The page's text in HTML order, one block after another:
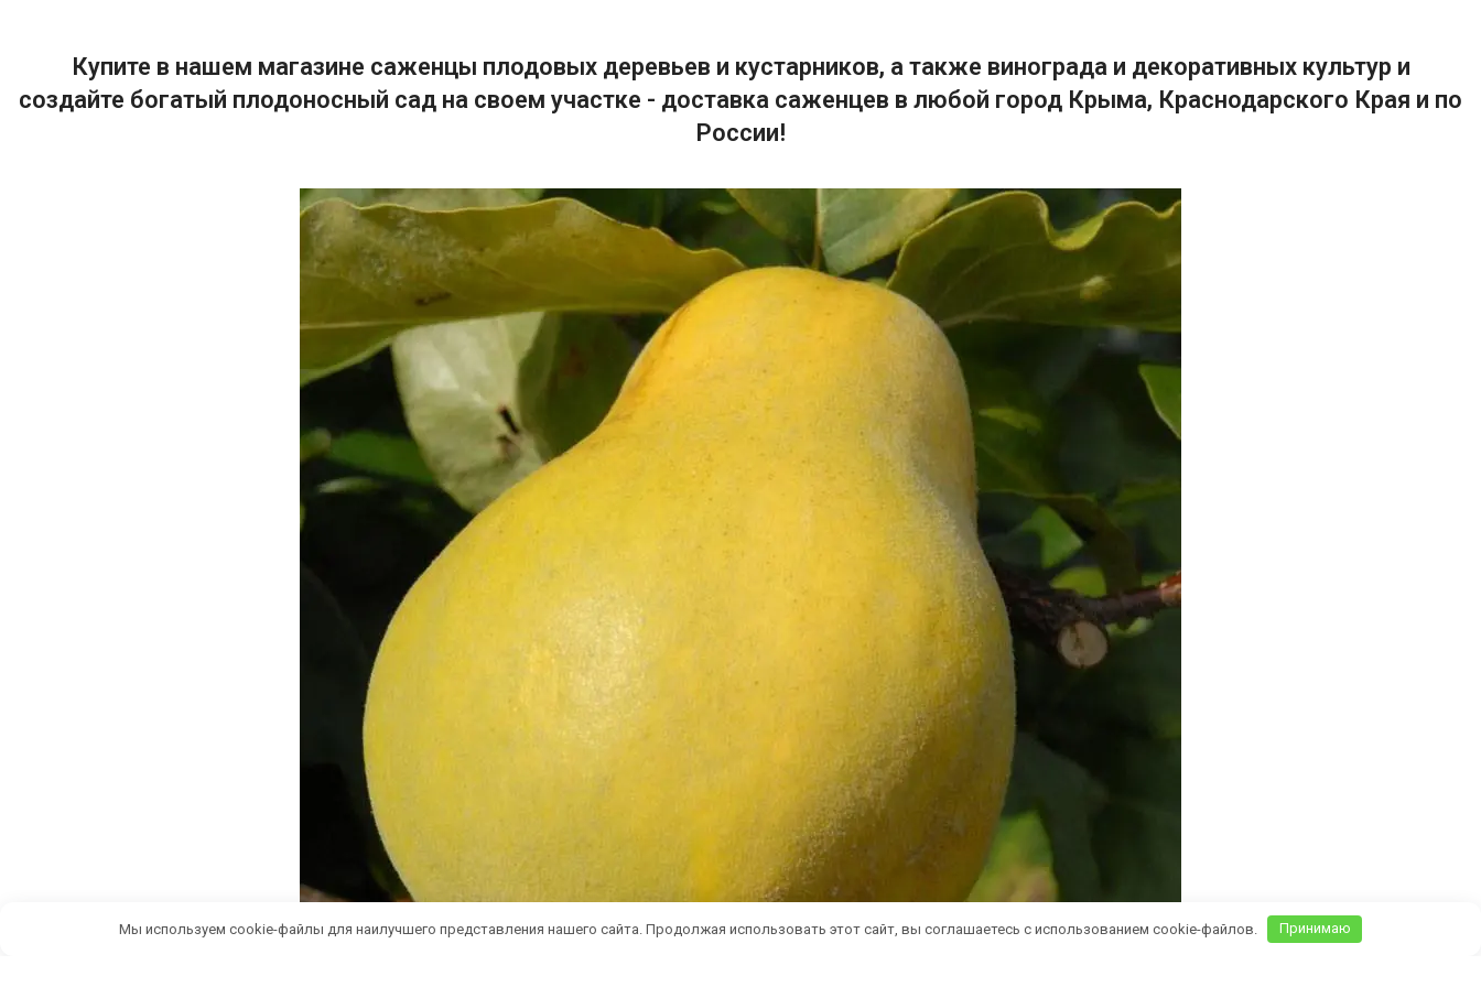
Купите в нашем магазине саженцы плодовых деревьев и кустарников, а также винограда и декоративных культур и
создайте богатый плодоносный сад на своем участке - доставка саженцев в любой город Крыма, Краснодарского Края и по
России!
Мы используем cookie-файлы для наилучшего представления нашего сайта. Продолжая использовать этот сайт, вы соглашаетесь с использованием cookie-файлов. Принимаю